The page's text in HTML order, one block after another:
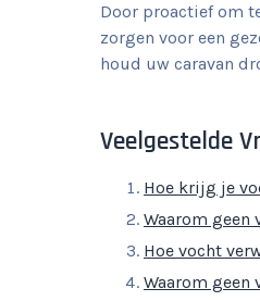
Door proactief om
zorgen voor een
houd uw caravan
Veelgestelde
Hoe krijg je
Waarom geen
Hoe vocht
Waarom geen